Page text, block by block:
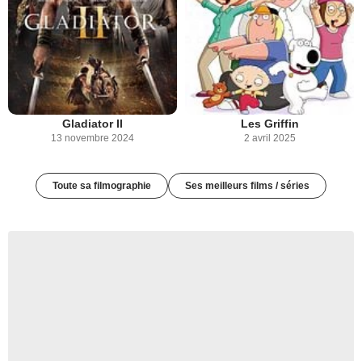
Gladiator II
13 novembre 2024
Les Griffin
2 avril 2025
Toute sa filmographie Ses meilleurs films / séries